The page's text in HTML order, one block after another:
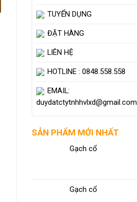
TUYỂN DỤNG
ĐẶT HÀNG
LIÊN HỆ
HOTLINE : 0848.558.558
EMAIL:
duydatctytnhhvlxd@gmail.com
SẢN PHẨM MỚI NHẤT
Gạch cổ
Gạch cổ